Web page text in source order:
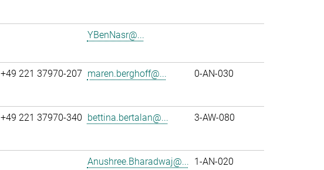
YBenNasr@...
+49 221 37970-207 maren.berghoff@... 0-AN-030
+49 221 37970-340 bettina.bertalan@... 3-AW-080
Anushree.Bharadwaj@... 1-AN-020